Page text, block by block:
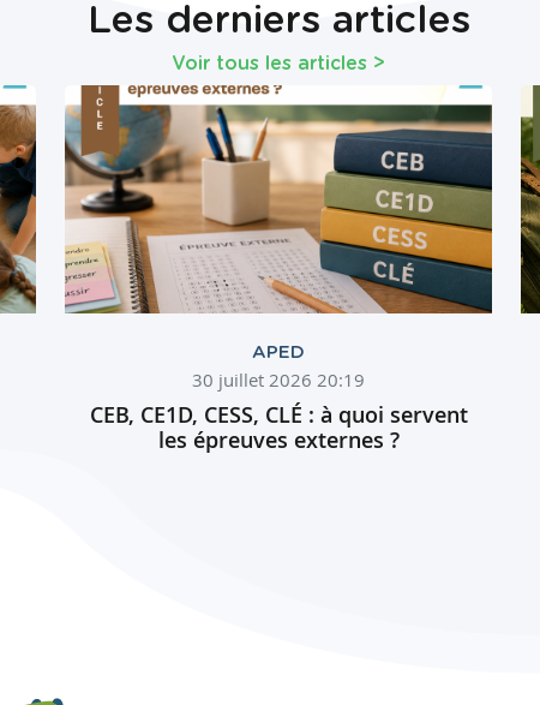
Les derniers articles
Voir tous les articles >
APED
30 juillet 2026 20:19
CEB, CE1D, CESS, CLÉ : à quoi servent
les épreuves externes ?